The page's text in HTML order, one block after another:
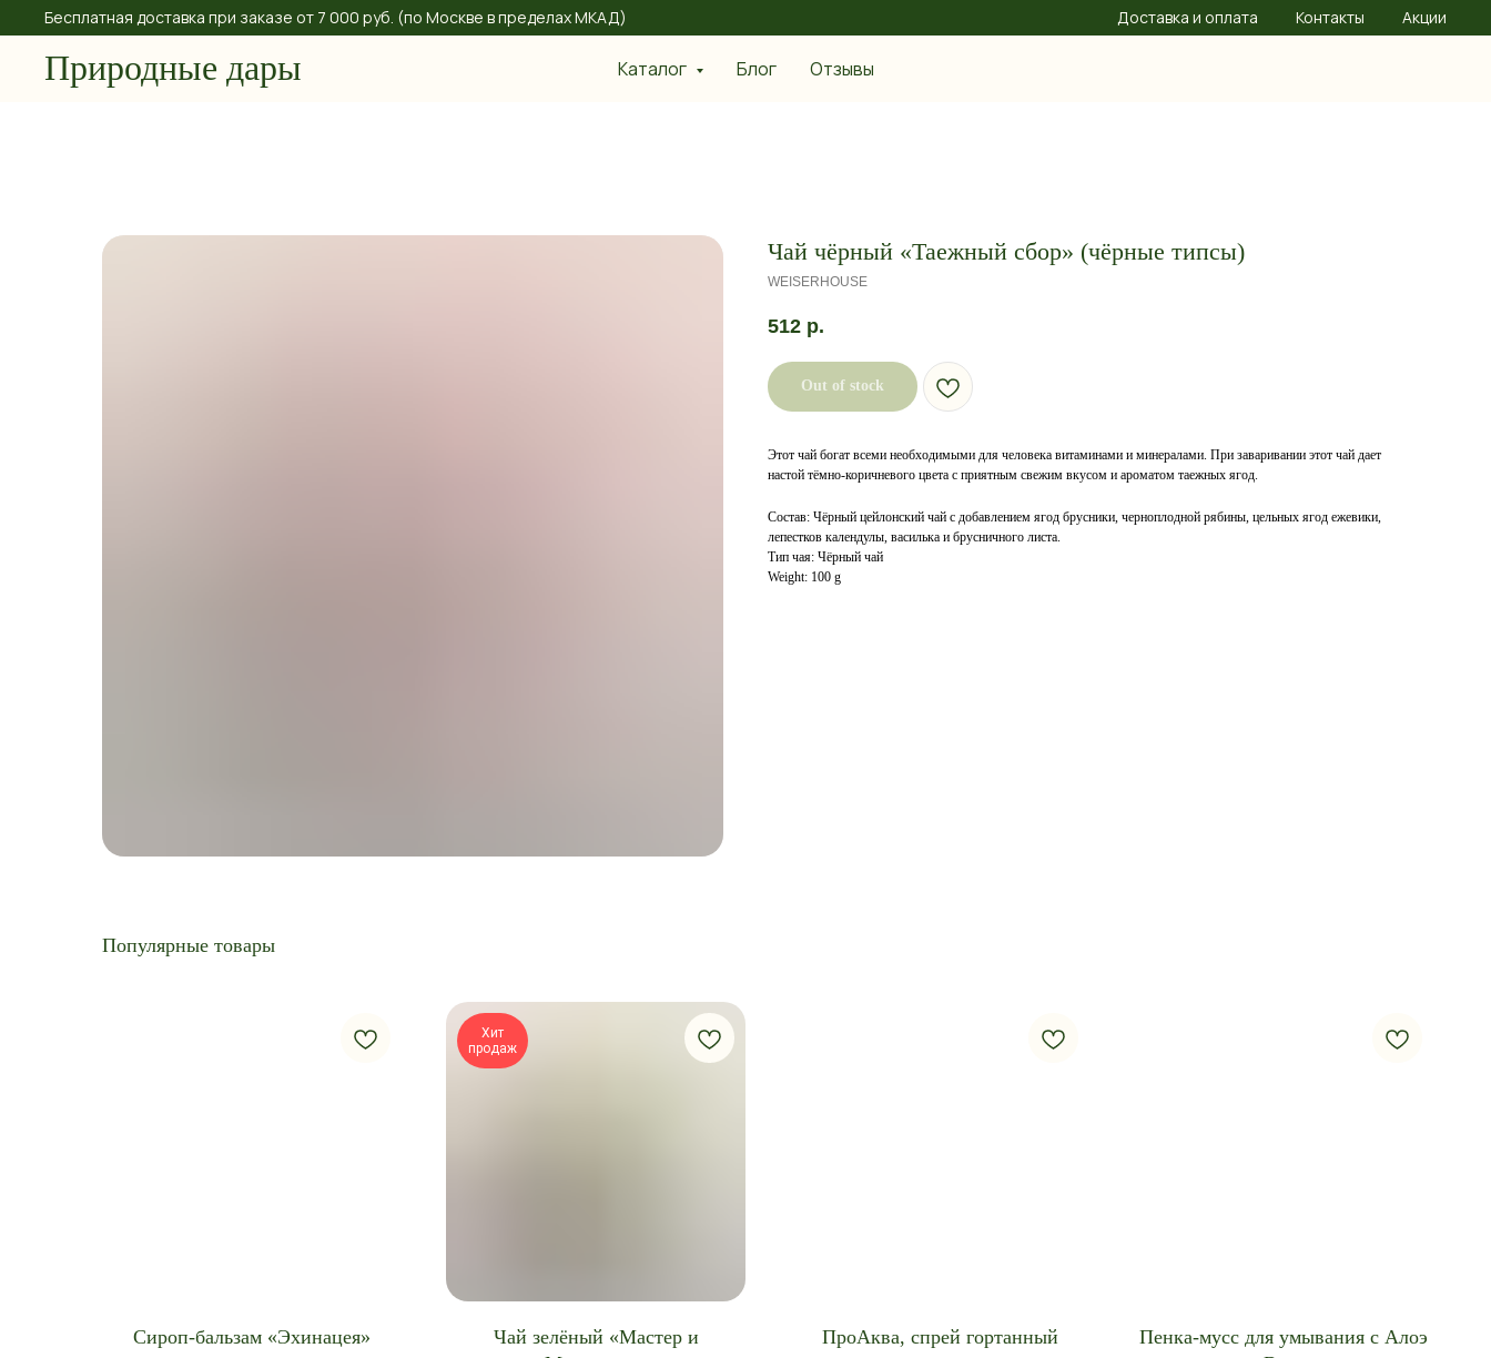
Бесплатная доставка при заказе от 7 000 руб. (по Москве в пределах МКАД) Доставка и оплата Контакты Акции
Природные дары Каталог Блог Отзывы
Чай чёрный «Таежный сбор» (чёрные типсы)
WEISERHOUSE
512 р.
Out of stock
Этот чай богат всеми необходимыми для человека витаминами и минералами. При заваривании этот чай дает
настой тёмно-коричневого цвета с приятным свежим вкусом и ароматом таежных ягод.
Состав: Чёрный цейлонский чай с добавлением ягод брусники, черноплодной рябины, цельных ягод ежевики,
лепестков календулы, василька и брусничного листа.
Тип чая: Чёрный чай
Weight: 100 g
Популярные товары
Сироп-бальзам «Эхинацея»
Хит
продаж
Чай зелёный «Мастер и
ПроАква, спрей гортанный
Пенка-мусс для умывания с Алоэ